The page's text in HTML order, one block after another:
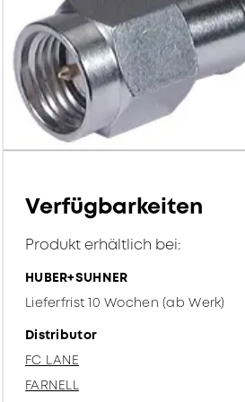
Verfügbarkeiten
Produkt erhältlich bei:
HUBER+SUHNER
Lieferfrist 10 Wochen (ab Werk)
Distributor
FC LANE
FARNELL